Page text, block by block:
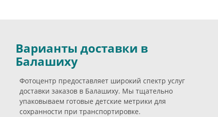
Варианты доставки в
Балашиху
Фотоцентр предоставляет широкий спектр услуг
доставки заказов в Балашиху. Мы тщательно
упаковываем готовые детские метрики для
сохранности при транспортировке.